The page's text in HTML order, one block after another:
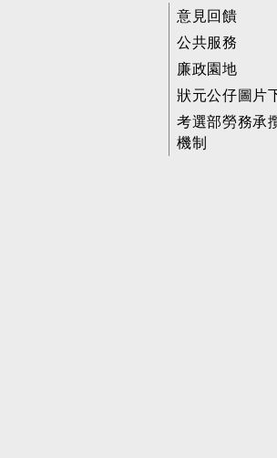
意見回饋
公共服務
廉政園地
狀元公仔圖片
考選部勞務承
機制